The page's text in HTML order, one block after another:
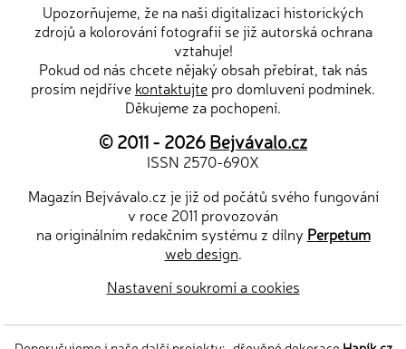
Upozorňujeme, že na naši digitalizaci historických
zdrojů a kolorování fotografií se již autorská ochrana
vztahuje!
Pokud od nás chcete nějaký obsah přebírat, tak nás
prosím nejdříve kontaktujte pro domluvení podmínek.
Děkujeme za pochopení.
© 2011 - 2026Bejvávalo.cz
ISSN 2570-690X
Magazín Bejvávalo.cz je již od počátů svého fungování
v roce 2011 provozován
na originálním redakčním systému z dílny Perpetum
web design.
Nastavení soukromí a cookies